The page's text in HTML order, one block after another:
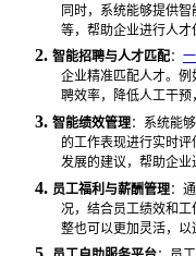
同时，系统能够提供
等，帮助企业进行人才
2. 智能招聘与人才匹配：
企业精准匹配人才。
聘效率，降低人工干预
3. 智能绩效管理：系统能
的工作表现进行实时
发展的建议，帮助企业
4. 员工福利与薪酬管理：
况，结合员工绩效和
整也可以更加灵活，以